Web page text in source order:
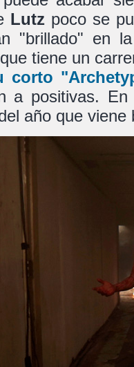
Lutzpoco se
"brillado" en
tiene un
corto
a positivas.
año que